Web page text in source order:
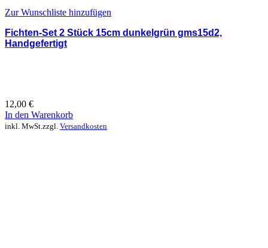
Zur Wunschliste hinzufügen
Fichten-Set 2 Stück 15cm dunkelgrün gms15d2,
Handgefertigt
12,00 €
In den Warenkorb
inkl. MwSt. zzgl. Versandkosten